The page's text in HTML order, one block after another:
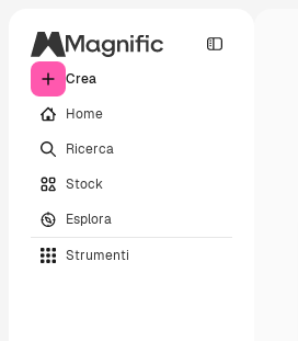
Crea
Home
Ricerca
Stock
Esplora
Strumenti